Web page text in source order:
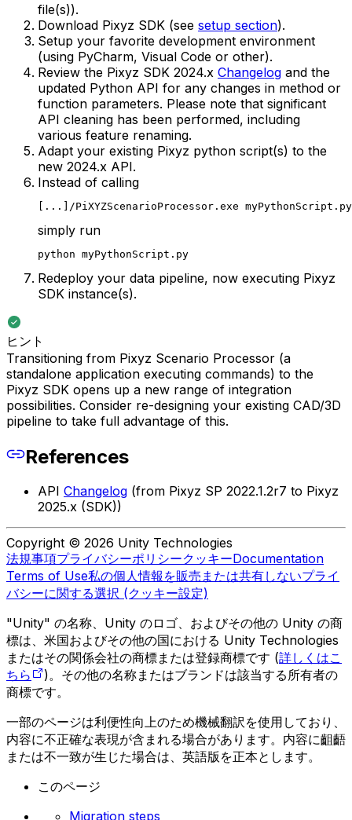
file(s)).
Download Pixyz SDK (see setup section).
Setup your favorite development environment
(using PyCharm, Visual Code or other).
Review the Pixyz SDK 2024.x Changelog and the
updated Python API for any changes in method or
function parameters. Please note that significant
API cleaning has been performed, including
various feature renaming.
Adapt your existing Pixyz python script(s) to the
new 2024.x API.
Instead of calling
[...]/PiXYZScenarioProcessor.exe myPythonScript.py
simply run
python myPythonScript.py
Redeploy your data pipeline, now executing Pixyz
SDK instance(s).
ヒント
Transitioning from Pixyz Scenario Processor (a
standalone application executing commands) to the
Pixyz SDK opens up a new range of integration
possibilities. Consider re-designing your existing CAD/3D
pipeline to take full advantage of this.
References
API Changelog (from Pixyz SP 2022.1.2r7 to Pixyz
2025.x (SDK))
Copyright © 2026 Unity Technologies
法規事項プライバシーポリシークッキーDocumentation
Terms of Use私の個人情報を販売または共有しないプライ
バシーに関する選択 (クッキー設定)
"Unity" の名称、Unity のロゴ、およびその他の Unity の商
標は、米国およびその他の国における Unity Technologies
またはその関係会社の商標または登録商標です (詳しくはこ
ちら
)。その他の名称またはブランドは該当する所有者の
商標です。
一部のページは利便性向上のため機械翻訳を使用しており、
内容に不正確な表現が含まれる場合があります。内容に齟齬
または不一致が生じた場合は、英語版を正本とします。
このページ
Migration steps